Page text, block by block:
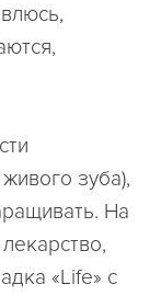
зуба),
На
«Life» с